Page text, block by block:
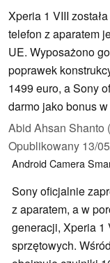
Xperia 1 VIII
telefon z aparatem
UE. Wyposażono
poprawek
1499 euro, a Sony
darmo jako bonus
Abid Ahsan Shanto (
Opublikowany 13/
AndroidCamera
Sony oficjalnie
z aparatem, a w
generacji, Xperia 1
sprzętowych.